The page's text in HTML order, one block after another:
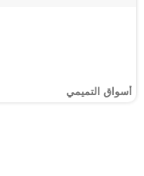
أسواق التميمي